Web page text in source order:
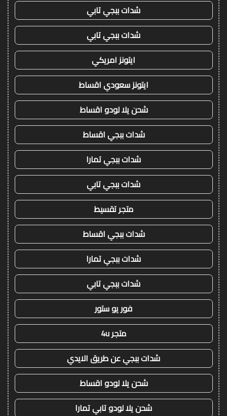
شدات ببجي تابي
شدات ببجي تابي
ايتونز امريكي
ايتونز سعودي اقساط
شحن يلا لودو اقساط
شدات ببجي اقساط
شدات ببجي تمارا
شدات ببجي تابي
متجر تقسيط
شدات ببجي اقساط
شدات ببجي تمارا
شدات ببجي تابي
فور يو ستور
متجر 4u
شدات ببجي عن طريق الايدي
شحن يلا لودو اقساط
شحن يلا لودو تابي تمارا